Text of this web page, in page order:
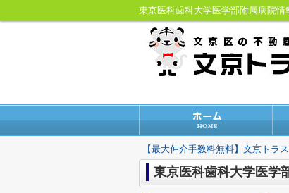
東京医科歯科大学医学部附属病院
【最大仲介手数料無料】文京トラ
東京医科歯科大学医学